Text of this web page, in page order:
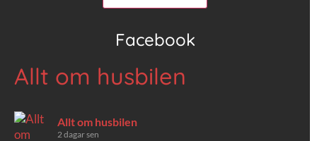
Facebook
Allt om husbilen
Allt om husbilen
2 dagar sen